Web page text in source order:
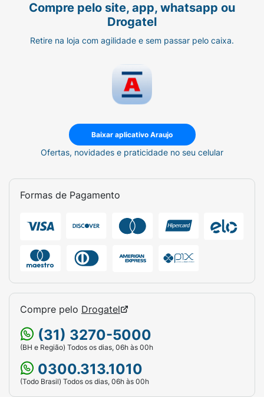
Compre pelo site, app, whatsapp ou
Drogatel
Retire na loja com agilidade e sem passar pelo caixa.
Baixar aplicativo Araujo
Ofertas, novidades e praticidade no seu celular
Formas de Pagamento
Compre pelo Drogatel
(31) 3270-5000
(BH e Região) Todos os dias, 06h às 00h
0300.313.1010
(Todo Brasil) Todos os dias, 06h às 00h